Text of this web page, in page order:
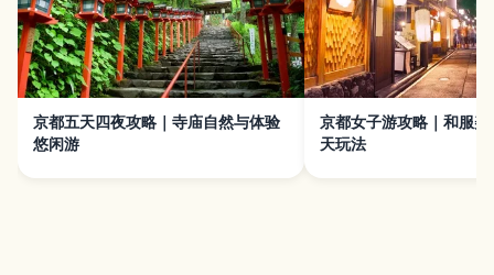
京都五天四夜攻略｜寺庙自然与体验
悠闲游
京都女子游攻略｜和服美
天玩法